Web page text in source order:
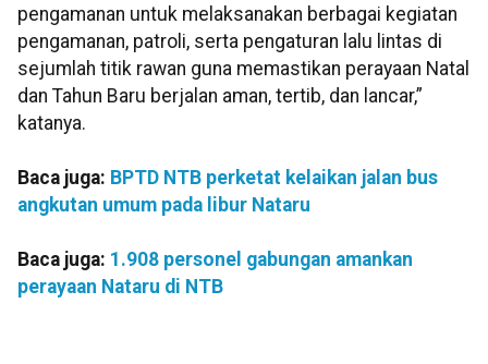
pengamanan untuk melaksanakan berbagai kegiatan
pengamanan, patroli, serta pengaturan lalu lintas di
sejumlah titik rawan guna memastikan perayaan Natal
dan Tahun Baru berjalan aman, tertib, dan lancar,”
katanya.
Baca juga: BPTD NTB perketat kelaikan jalan bus
angkutan umum pada libur Nataru
Baca juga: 1.908 personel gabungan amankan
perayaan Nataru di NTB